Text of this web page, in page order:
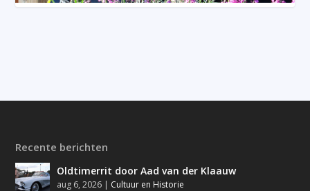
Recente berichten
Oldtimerrit door Aad van der Klaauw
aug 6, 2026 | Cultuur en Historie